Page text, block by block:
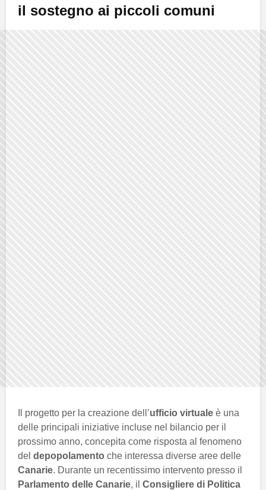
il sostegno ai piccoli comuni
Il progetto per la creazione dell’ufficio virtuale è una
delle principali iniziative incluse nel bilancio per il
prossimo anno, concepita come risposta al fenomeno
del depopolamento che interessa diverse aree delle
Canarie. Durante un recentissimo intervento presso il
Parlamento delle Canarie, il Consigliere di Politica